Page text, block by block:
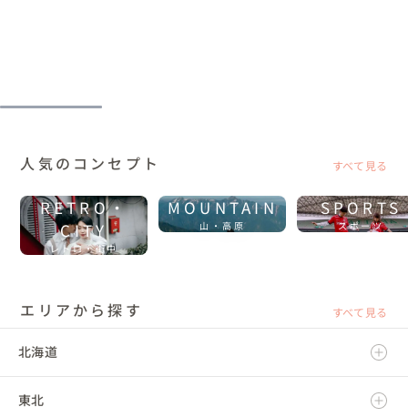
人気のコンセプト すべて見る
RETRO・
CITY
レトロ・街中
MOUNTAIN
山・高原
SPORTS
スポーツ
エリアから探す すべて見る
北海道
北海道
東北